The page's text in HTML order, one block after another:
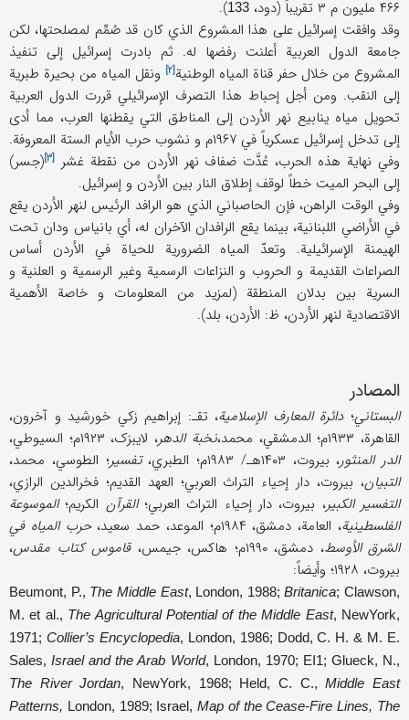
۴۶۶ ملیون م ۳ تقریباً (دود،
133
).
وقد وافقت إسرائیل علی هذا المشروع الذي کان قد صُمِّم لمصلحتها، لکن
جامعة الدول العربیة أعلنت رفضها له. ثم بادرت إسرائیل إلی تنفیذ
المشروع من خلال حفر قناة المیاه الوطنیة[۲]
ونقل المیاه من بحیرة طبریة
إلی النقب. ومن أجل إحباط هذا التصرف الإسرائیلي قررت الدول العربیة
تحویل میاه ینابیع نهر الأردن إلی المناطق التي یقطنها العرب، مما أدی
إلی تدخل إسرائیل عسکریاً في ۱۹۶۷م و نشوب حرب الأیام الستة المعروفة.
وفي نهایة هذه الحرب، عُدَّت ضفاف نهر الأردن من نقطة غشر [۳] (جسر)
إلی البحر المیت خطاً لوقف إطلاق النار بین الأردن و إسرائیل.
وفي الوقت الراهن، فإن الحاصباني الذي هو الرافد الرئیس لنهر الأردن یقع
في الأراضي اللبنانیة، بینما یقع الرافدان الآخران له، أي بانیاس ودان تحت
الهیمنة الإسرائیلیة. وتعدّ المیاه الضروریة للحیاة في الأردن أساس
الصراعات القدیمة و الحروب و النزاعات الرسمیة وغیر الرسمیة و العلنیة و
السریة بین بدلان المنطقة (لمزید من المعلومات و خاصة الأهمیة
الاقتصادیة لنهر الأردن، ظ: الأردن، بلد).
المصادر
البستاني؛ دائرة المعارف الإسلامیة، تقـ: إبراهیم زکي خورشید و آخرون،
القاهرة، ۱۹۳۳م؛ الدمشقي، محمد،
نخبة الدهر، لایبزک، ۱۹۲۳م؛ السیوطي،
الدر المنثور، بیروت، ۱۴۰۳هـ/ ۱۹۸۳م؛ الطبري، تفسیر؛ الطوسي، محمد،
التبیان، بیروت، دار إحیاء التراث العربي؛ العهد القدیم؛ فخرالدین الرازي،
التفسیر الکبیر، بیروت، دار إحیاء التراث العربي؛القرآن الکریم؛الموسوعة
الفلسطینیة، العامة، دمشق، ۱۹۸۴م؛ الموعد، حمد سعید،
حرب المیاه في
الشرق الأوسط، دمشق، ۱۹۹۰م؛ هاکس، جیمس، قاموس کتاب مقدس،
بیروت، ۱۹۲۸؛ وأیضاً:
Beumont, P., The Middle East, London, 1988;Britanica; Clawson,
M. et al., The Agricultural Potential of the Middle East, NewYork,
1971; Collier’s Encyclopedia, London, 1986; Dodd, C. H. & M. E.
Sales,Israel and the Arab World, London, 1970; EI1; Glueck, N.,
The River Jordan, NewYork, 1968; Held, C. C., Middle East
Patterns, London, 1989; Israel,Map of the Cease-Fire Lines, The